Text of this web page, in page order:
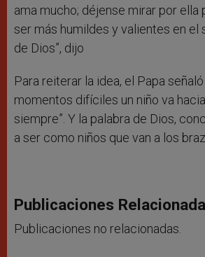
ama mucho; déjense mirar por ella
ser más humildes y valientes en el
de Dios”, dijo
Para reiterar la idea, el Papa señaló
momentos difíciles un niño va
siempre”. Y la palabra de Dios,
a ser como niños que van a los
Publicaciones
Publicaciones no relacionadas.